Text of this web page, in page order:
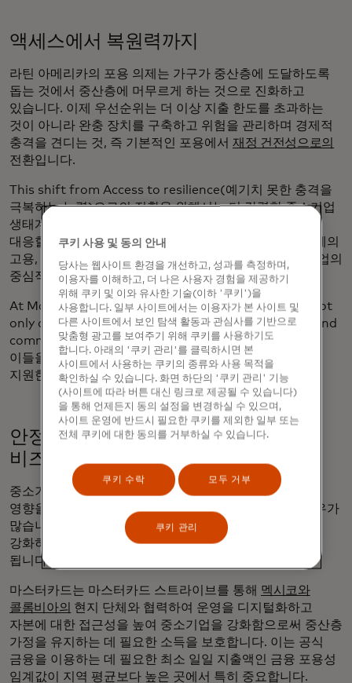
액세스에서 복원력까지
라틴 아메리카의 포용 의제는 가구가 중산층에 도달하도록
돕는 것에서 중산층에 머무르게 하는 것으로 진화하고
있습니다. 이제 우선순위는 더 이상 지출 한도를 초과하는
것이 아니라 완충 장치를 구축하고 위험을 관리하며 경제적
충격을 견디는 것, 즉 기본적인 포용에서 재정 건전성으로의
전환입니다.
This shift from Access to resilience(예기치 못한 충격을
극복하는 능력)으로의 전환을 위해서는 더 강력한 중소기업
생태계, 더 포용적인 금융 도구, 충격 발생 시 신속하게
대응할 수 있는 공공 시스템이 필요합니다. 또한 지역 전체의
고용, 소득, 이동성을 촉진하는 데 있어 소상공인, 중소기업의
중심적인 역할을 인식해야 합니다.
At Mastercard, we see the emerging middle class not
only as consumers but as entrepreneurs, workers and
community anchors. 이들의 회복력을 지원한다는 것은
이들을 지탱하는 기업, 금융 서비스 제공업체, 생태계를
지원한다는 의미입니다.
안정성을 위한 지렛대로서 소규모
비즈니스 지원
중소기업은 인플레이션, 공급망 중단 또는 지역 불안의
영향을 가장 먼저 받고 지원 없이 가장 늦게 회복하는 경우가
많습니다. 디지털 및 운영 역량과 금융에 대한 접근성을
강화하면 가계 소득과 지역 경제를 안정시키는 데 도움이
됩니다.
마스터카드는 마스터카드 스트라이브를 통해 멕시코와
콜롬비아의 현지 단체와 협력하여 운영을 디지털화하고
자본에 대한 접근성을 높여 중소기업을 강화함으로써 중산층
가정을 유지하는 데 필요한 소득을 보호합니다. 이는 공식
금융을 이용하는 데 필요한 최소 일일 지출액인 금융 포용성
임계값이 지역 평균보다 높은 곳에서 특히 중요합니다.
쿠키 사용 및 동의 안내
당사는 웹사이트 환경을 개선하고, 성과를 측정하며,
이용자를 이해하고, 더 나은 사용자 경험을 제공하기
위해 쿠키 및 이와 유사한 기술(이하 '쿠키')을
사용합니다. 일부 사이트에서는 이용자가 본 사이트 및
다른 사이트에서 보인 탐색 활동과 관심사를 기반으로
맞춤형 광고를 보여주기 위해 쿠키를 사용하기도
합니다. 아래의 '쿠키 관리'를 클릭하시면 본
사이트에서 사용하는 쿠키의 종류와 사용 목적을
확인하실 수 있습니다. 화면 하단의 '쿠키 관리' 기능
(사이트에 따라 버튼 대신 링크로 제공될 수 있습니다)
을 통해 언제든지 동의 설정을 변경하실 수 있으며,
사이트 운영에 반드시 필요한 쿠키를 제외한 일부 또는
전체 쿠키에 대한 동의를 거부하실 수 있습니다.
쿠키 수락 모두 거부
쿠키 관리